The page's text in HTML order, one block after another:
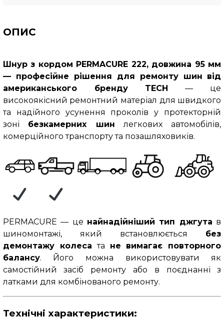
ОПИС
Шнур з кордом PERMACURE 222, довжина 95 мм
— професійне рішення для ремонту шин від
американського бренду
TECH — це
високоякісний ремонтний матеріал для швидкого
та надійного усунення проколів у протекторній
зоні безкамерних шин легкових автомобілів,
комерційного транспорту та позашляховиків.
PERMACURE — це найнадійніший тип джгута в
шиномонтажі, який встановлюється без
демонтажу колеса та не вимагає повторного
балансу. Його можна використовувати як
самостійний засіб ремонту або в поєднанні з
латками для комбінованого ремонту.
Технічні характеристики: